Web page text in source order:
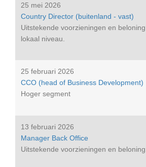
25 mei 2026
Country Director (buitenland - vast)
Uitstekende voorzieningen en
lokaal niveau.
25 februari 2026
CCO (head of Business Development)
Hoger segment
13 februari 2026
Manager Back Office
Uitstekende voorzieningen en beloning.